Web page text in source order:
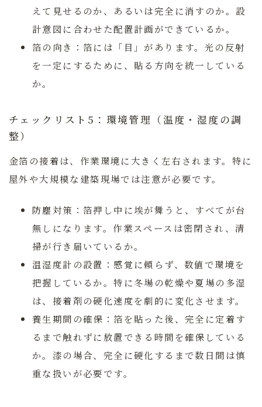
えて見せるのか、あるいは完全に消すのか。設
計意図に合わせた配置計画ができているか。
箔の向き： 箔には「目」があります。光の反射
を一定にするために、貼る方向を統一している
か。
チェックリスト5：環境管理（温度・湿度の調
整）
金箔の接着は、作業環境に大きく左右されます。特に
屋外や大規模な建築現場では注意が必要です。
防塵対策： 箔押し中に埃が舞うと、すべてが台
無しになります。作業スペースは密閉され、清
掃が行き届いているか。
温湿度計の設置：感覚に頼らず、数値で環境を
把握しているか。特に冬場の乾燥や夏場の多湿
は、接着剤の硬化速度を劇的に変化させます。
養生期間の確保：箔を貼った後、完全に定着す
るまで触れずに放置できる時間を確保している
か。漆の場合、完全に硬化するまで数日間は慎
重な扱いが必要です。